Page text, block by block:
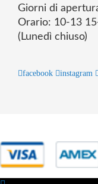
Giorni di
Orario: 10-13
(Lunedì chiuso)
facebook instagram